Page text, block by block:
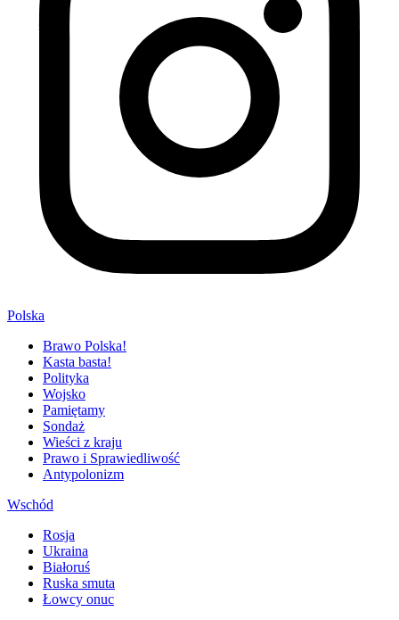
Polska
Brawo Polska!
Kasta basta!
Polityka
Wojsko
Pamiętamy
Sondaż
Wieści z kraju
Prawo i Sprawiedliwość
Antypolonizm
Wschód
Rosja
Ukraina
Białoruś
Ruska smuta
Łowcy onuc